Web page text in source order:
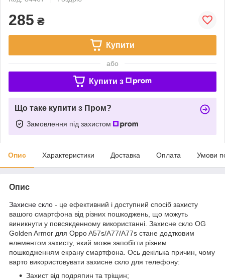
285 ₴
Купити
або
Купити з
Що таке купити з Пром?
Замовлення під захистом
Опис Характеристики Доставка Оплата Умови
Опис
Захисне скло - це ефективний і доступний спосіб захисту
вашого смартфона від різних пошкоджень, що можуть
виникнути у повсякденному використанні. Захисне скло OG
Golden Armor для Oppo A57s/A77/A77s стане додтковим
елементом захисту, який може запобігти різним
пошкодженням екрану смартфона. Ось декілька причин, чому
варто використовувати захисне скло для телефону:
Захист від подряпин та тріщин;